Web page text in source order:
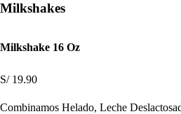
Milkshakes
Milkshake 16 Oz
S/ 19.90
Combinamos Helado, Leche